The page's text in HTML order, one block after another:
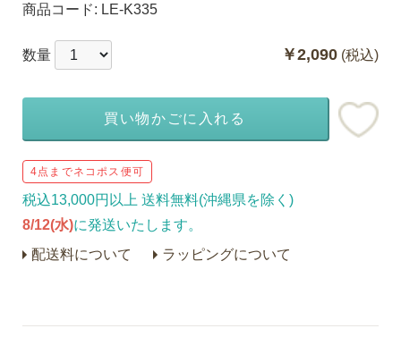
商品コード: LE-K335
￥2,090 (税込)
数量
買い物かごに入れる
4点までネコポス便可
税込13,000円以上 送料無料(沖縄県を除く)
8/12(水)に発送いたします。
配送料について
ラッピングについて